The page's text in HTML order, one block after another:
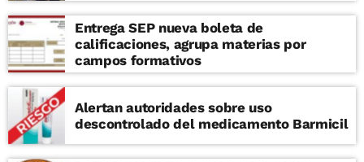
Entrega SEP nueva boleta de
calificaciones, agrupa materias por
campos formativos
Alertan autoridades sobre uso
descontrolado del medicamento Barmicil